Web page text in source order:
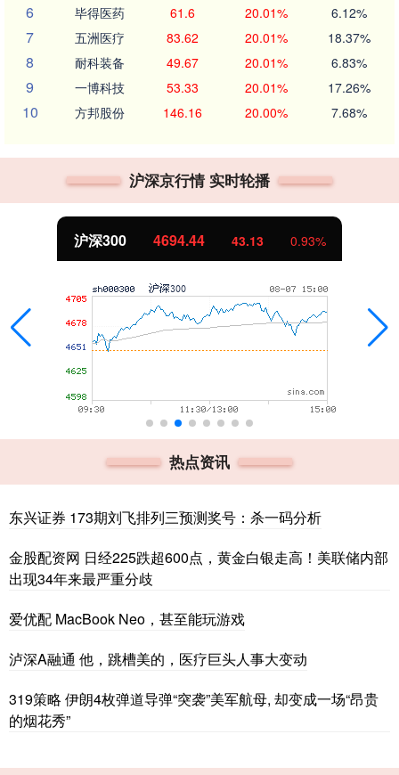
6 毕得医药 61.6 20.01% 6.12%
7 五洲医疗 83.62 20.01% 18.37%
8 耐科装备 49.67 20.01% 6.83%
9 一博科技 53.33 20.01% 17.26%
10 方邦股份 146.16 20.00% 7.68%
沪深京行情 实时轮播
北证50 1134.24
热点资讯
东兴证券 173期刘飞排列三预测奖号：杀一码分析
金股配资网 日经225跌超600点，黄金白银走高！美联储内部
出现34年来最严重分歧
爱优配 MacBook Neo，甚至能玩游戏
泸深A融通 他，跳槽美的，医疗巨头人事大变动
319策略 伊朗4枚弹道导弹“突袭”美军航母, 却变成一场“昂贵
的烟花秀”